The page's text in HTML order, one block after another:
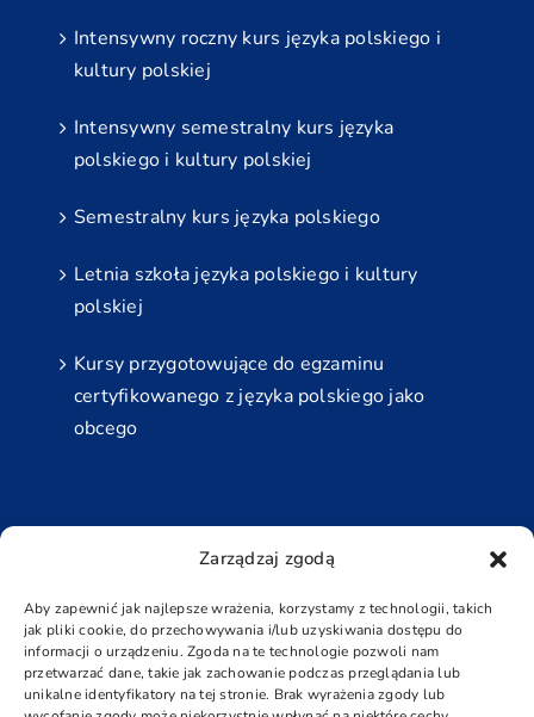
Zarządzaj zgodą
Aby zapewnić jak najlepsze wrażenia, korzystamy z technologii, takich
jak pliki cookie, do przechowywania i/lub uzyskiwania dostępu do
informacji o urządzeniu. Zgoda na te technologie pozwoli nam
przetwarzać dane, takie jak zachowanie podczas przeglądania lub
unikalne identyfikatory na tej stronie. Brak wyrażenia zgody lub
Intensywny roczny kurs języka polskiego i
kultury polskiej
Intensywny semestralny kurs języka
polskiego i kultury polskiej
Semestralny kurs języka polskiego
Letnia szkoła języka polskiego i kultury
polskiej
Kursy przygotowujące do egzaminu
certyfikowanego z języka polskiego jako
obcego
Najbliższe Egzaminy
Grudzień
5 grudnia - 6 grudnia
Padziernik